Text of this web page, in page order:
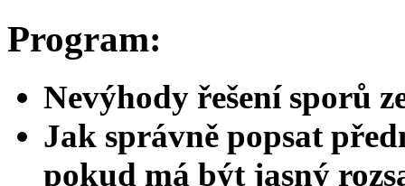
Program:
Nevýhody řešení sporů
Jak správně popsat
pokud má být jasný